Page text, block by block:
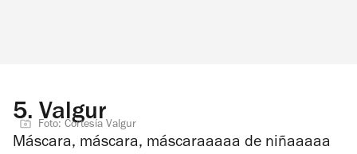
5. Valgur
Foto: Cortesía Valgur
Máscara, máscara, máscaraaaaa de niñaaaaa